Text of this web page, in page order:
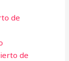
de
de